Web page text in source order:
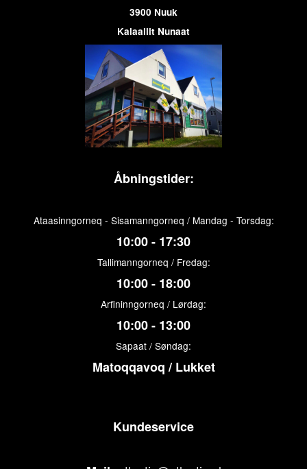
3900 Nuuk
Kalaallit Nunaat
Åbningstider:
Ataasinngorneq - Sisamanngorneq / Mandag - Torsdag:
10:00 - 17:30
Tallimanngorneq / Fredag:
10:00 - 18:00
Arfininngorneq / Lørdag:
10:00 - 13:00
Sapaat / Søndag:
Matoqqavoq / Lukket
Kundeservice